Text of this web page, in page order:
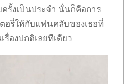
รั้งเป็นประจำ นั่นก็คือการ
อรี่ให้กับแฟนคลับของเธอที่
องปกติเลยทีเดียว